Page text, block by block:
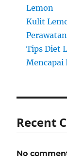
Lemon
Kulit
Tips Diet
Mencapai
Recent
No